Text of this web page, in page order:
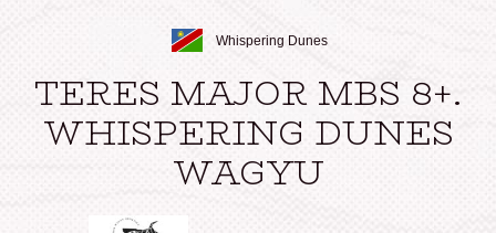
Whispering Dunes
TERES MAJOR MBS 8+.
WHISPERING DUNES
WAGYU